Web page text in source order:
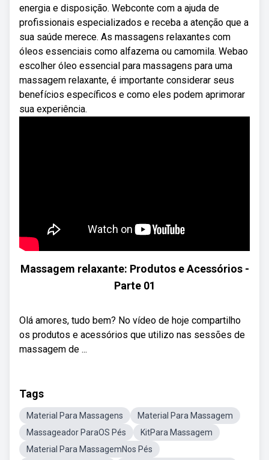
energia e disposição. Webconte com a ajuda de
profissionais especializados e receba a atenção que a
sua saúde merece. As massagens relaxantes com
óleos essenciais como alfazema ou camomila. Webao
escolher óleo essencial para massagens para uma
massagem relaxante, é importante considerar seus
benefícios específicos e como eles podem aprimorar
sua experiência.
Massagem relaxante: Produtos e Acessórios -
Parte 01
Olá amores, tudo bem? No vídeo de hoje compartilho
os produtos e acessórios que utilizo nas sessões de
massagem de ...
Tags
Material Para Massagens
Material Para Massagem
Massageador ParaOS Pés
KitPara Massagem
Material Para MassagemNos Pés